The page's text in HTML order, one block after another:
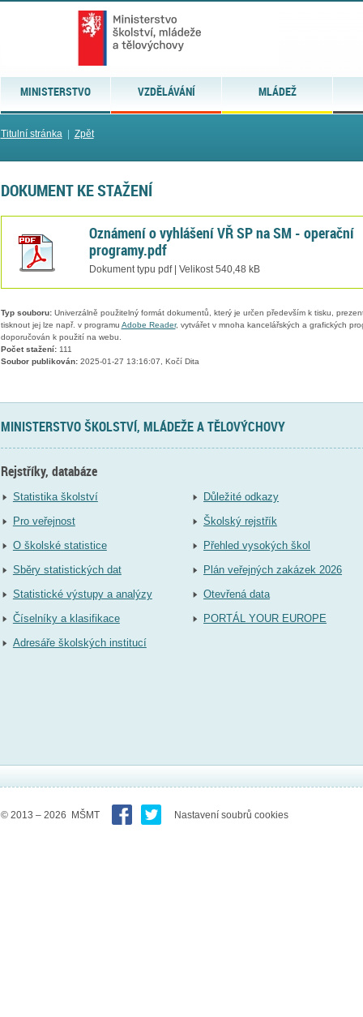
MINISTERSTVO VZDĚLÁVÁNÍ MLÁDEŽ
Titulní stránka| Zpět
DOKUMENT KE STAŽENÍ
Oznámení o vyhlášení VŘ SP na SM - operační
programy.pdf
Dokument typu pdf | Velikost 540,48 kB
Typ souboru:Univerzálně použitelný formát dokumentů, který je určen především k tisku,
tisknout jej lze např. v programu Adobe Reader, vytvářet v mnoha kancelářských a grafických
doporučován k použití na webu.
Počet stažení:111
Soubor publikován:2025-01-27 13:16:07, Kočí Dita
MINISTERSTVO ŠKOLSTVÍ, MLÁDEŽE A TĚLOVÝCHOVY
Rejstříky, databáze
Statistika školství
Pro veřejnost
O školské statistice
Sběry statistických dat
Statistické výstupy a analýzy
Číselníky a klasifikace
Adresáře školských institucí
Důležité odkazy
Školský rejstřík
Přehled vysokých škol
Plán veřejných zakázek 2026
Otevřená data
PORTÁL YOUR EUROPE
© 2013 – 2026 MŠMT Nastavení soubrů cookies